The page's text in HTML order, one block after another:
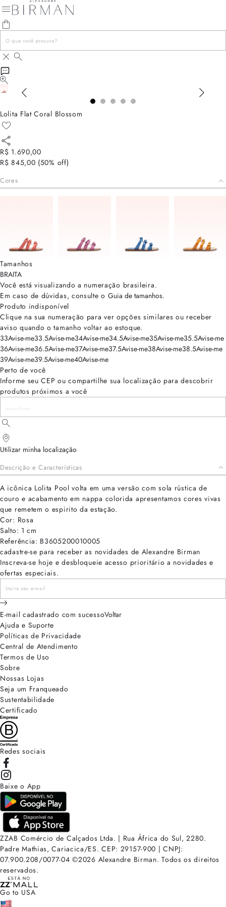
Lolita Flat Coral Blossom
R$ 1.690,00
R$ 845,00 (50% off)
Cores
Tamanhos
BRAITA
Você está visualizando a numeração brasileira.
Em caso de dúvidas, consulte o Guia de tamanhos.
Produto indisponível
Clique na sua numeração para ver opções similares ou receber
aviso quando o tamanho voltar ao estoque.
33Avise-me33.5Avise-me34Avise-me34.5Avise-me35Avise-me35.5Avise-me
36Avise-me36.5Avise-me37Avise-me37.5Avise-me38Avise-me38.5Avise-me
39Avise-me39.5Avise-me40Avise-me
Perto de você
Informe seu CEP ou compartilhe sua localização para descobrir
produtos próximos a você
Utilizar minha localização
Descrição e Características
A icônica Lolita Pool volta em uma versão com sola rústica de
couro e acabamento em nappa colorida apresentamos cores vivas
que remetem o espirito da estação.
Cor: Rosa
Salto: 1 cm
Referência: B3605200010005
cadastre-se para receber as novidades de Alexandre Birman
Inscreva-se hoje e desbloqueie acesso prioritário a novidades e
ofertas especiais.
E-mail cadastrado com sucessoVoltar
Ajuda e Suporte
Políticas de Privacidade
Central de Atendimento
Termos de Uso
Sobre
Nossas Lojas
Seja um Franqueado
Sustentabilidade
Certificado
Redes sociais
Baixe o App
ZZAB Comércio de Calçados Ltda. | Rua África do Sul, 2280.
Padre Mathias, Cariacica/ES. CEP: 29157-900 | CNPJ:
07.900.208/0077-04 ©2026 Alexandre Birman. Todos os direitos
reservados.
Go to USA